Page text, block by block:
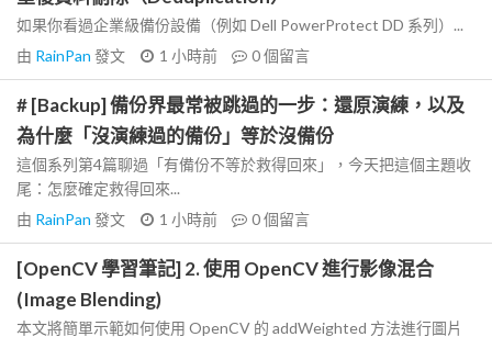
如果你看過企業級備份設備（例如 Dell PowerProtect DD 系列）...
由 RainPan 發文 1 小時前 0個留言
# [Backup] 備份界最常被跳過的一步：還原演練，以及
為什麼「沒演練過的備份」等於沒備份
這個系列第4篇聊過「有備份不等於救得回來」，今天把這個主題收
尾：怎麼確定救得回來...
由 RainPan 發文 1 小時前 0個留言
[OpenCV 學習筆記] 2. 使用 OpenCV 進行影像混合
(Image Blending)
本文將簡單示範如何使用 OpenCV 的 addWeighted 方法進行圖片